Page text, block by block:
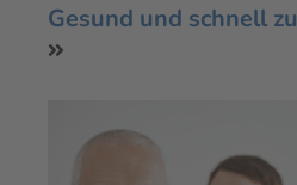
Gesund und schnell